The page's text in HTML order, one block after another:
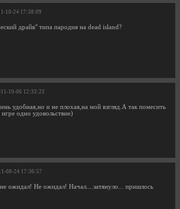
10-24 17:38:09
драйв" типа пародия на dead island?
10-06 12:33:23
удобная,но и не плохая,на мой взгляд.А так помесить
одно удовольствие)
08-24 17:36:57
ожидал! Не ожидал! Начал....затянуло... пришлось